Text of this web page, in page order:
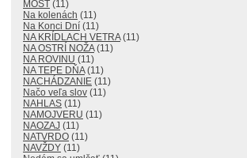
MOST (11)
Na kolenách (11)
Na Konci Dní (11)
NA KRÍDLACH VETRA(11)
NA OSTRÍ NOŽA(11)
NA ROVINU (11)
NA TEPE DŇA(11)
NACHÁDZANIE (11)
Načo veľa slov (11)
NAHLAS (11)
NAMOJVERU (11)
NAOZAJ (11)
NATVRDO (11)
NAVŽDY (11)